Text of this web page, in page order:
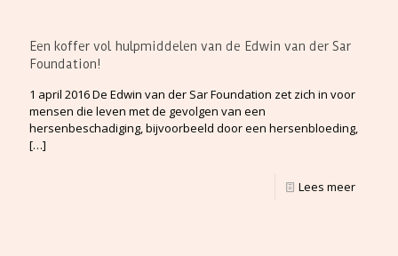
Een koffer vol hulpmiddelen van de Edwin van der Sar
Foundation!
1 april 2016 De Edwin van der Sar Foundation zet zich in voor
mensen die leven met de gevolgen van een
hersenbeschadiging, bijvoorbeeld door een hersenbloeding,
[…]
Lees meer